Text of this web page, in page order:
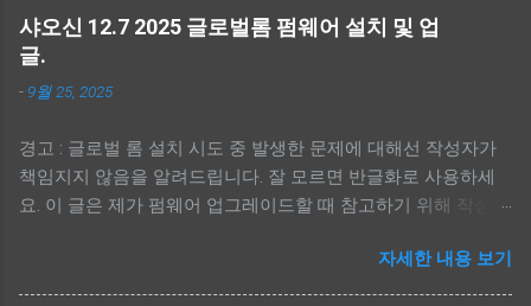
샤오신 12.7 2025 글로벌롬 펌웨어 설치 및 업
글.
- 9월 25, 2025
경고 : 글로벌 롬 설치 시도 중 발생한 문제에 대해선 작성자가
책임지지 않음을 알려드립니다. 잘 모르면 반글화로 사용하세
요. 이 글은 제가 펌웨어 업그레이드할 때 참고하기 위해 작성했
요. 전 유튜브 링크와 아무 관련 없습니다. -----------------------
---- - 간단 순서. --------------------------- - 펌웨어, MTK Driver,
자세한 내용 보기